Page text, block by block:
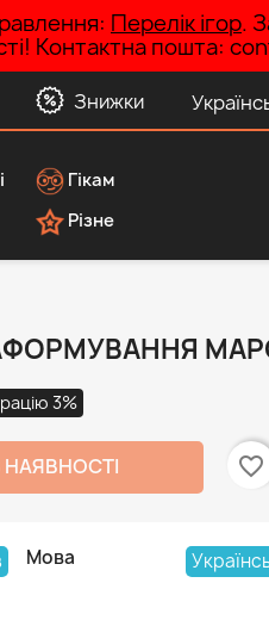
Перелік ігор.
Контактна пошта:
Знижки
Гікам
Різне
3%
favorite_border
Мова